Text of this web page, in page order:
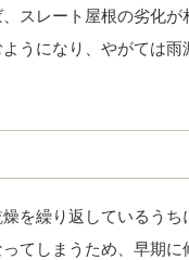
スレート屋根の劣化が
うになり、やがては
を繰り返しているうち
てしまうため、早期に